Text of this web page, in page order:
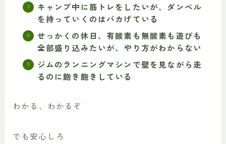
キャンプ中に筋トレをしたいが、ダンベル
を持っていくのはバカげている
せっかくの休日、有酸素も無酸素も遊びも
全部盛り込みたいが、やり方がわからない
ジムのランニングマシンで壁を見ながら走
るのに飽き飽きしている
わかる、わかるぞ
でも安心しろ